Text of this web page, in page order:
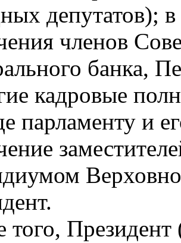
депутатов);
членов
банка,
кадровые
парламенту и
того,